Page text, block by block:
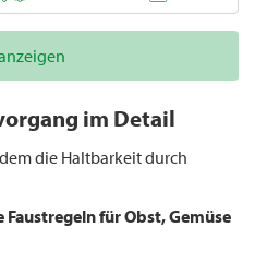
im Detail
die Haltbarkeit durch
für Obst, Gemüse